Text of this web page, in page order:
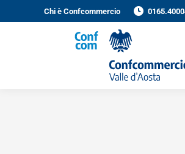
Chi è Confcommercio 0165.40004